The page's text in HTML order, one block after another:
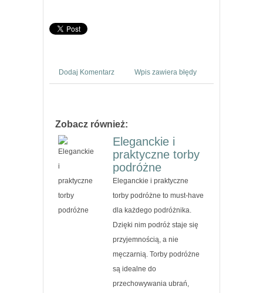
Dodaj Komentarz Wpis zawiera błędy
Zobacz również:
Eleganckie i
praktyczne torby
podróżne
Eleganckie i praktyczne
torby podróżne to must-have
dla każdego podróżnika.
Dzięki nim podróż staje się
przyjemnością, a nie
męczarnią. Torby podróżne
są idealne do
przechowywania ubrań,